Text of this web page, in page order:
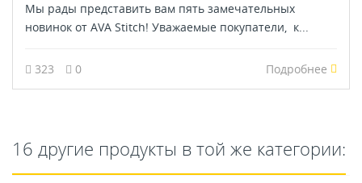
Мы рады представить вам пять замечательных
новинок от AVA Stitch! Уважаемые покупатели, к...
323 0 Подробнее
16 другие продукты в той же категории: